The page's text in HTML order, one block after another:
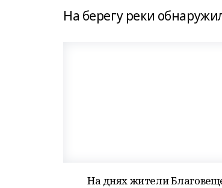
На берегу реки
На днях жители